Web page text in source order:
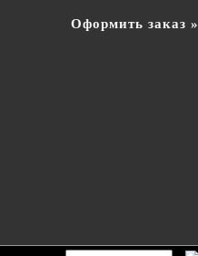
Оформить заказ »